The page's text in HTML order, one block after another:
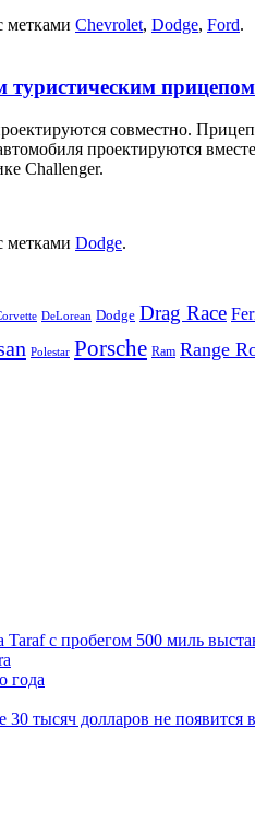
метками Chevrolet, Dodge, Ford.
туристическим прицепом
совместно.
проектируются
Challenger.
метками Dodge.
DeLorean Dodge Drag Race
Polestar Porsche Ram Range
с пробегом 500 миль
года
30 тысяч долларов не